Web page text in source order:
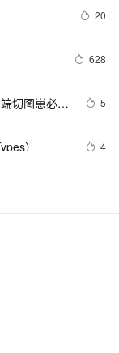
20
628
切图崽必修
5
） 4
化前端应